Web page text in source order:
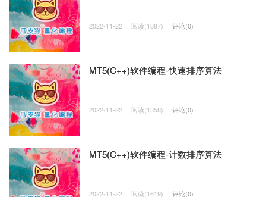
2022-11-22 阅读(1887) 评论(0)
MT5(C++)软件编程-快速排序算法
2022-11-22 阅读(1358) 评论(0)
MT5(C++)软件编程-计数排序算法
2022-11-22 阅读(1619) 评论(0)